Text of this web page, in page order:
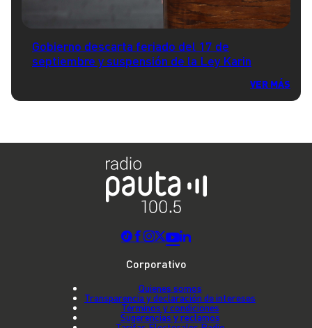
Gobierno descarta feriado del 17 de
septiembre y suspensión de la Ley Karin
VER MÁS
Corporativo
Quienes somos
Transparencia y declaración de intereses
Términos y condiciones
Sugerencias y reclamos